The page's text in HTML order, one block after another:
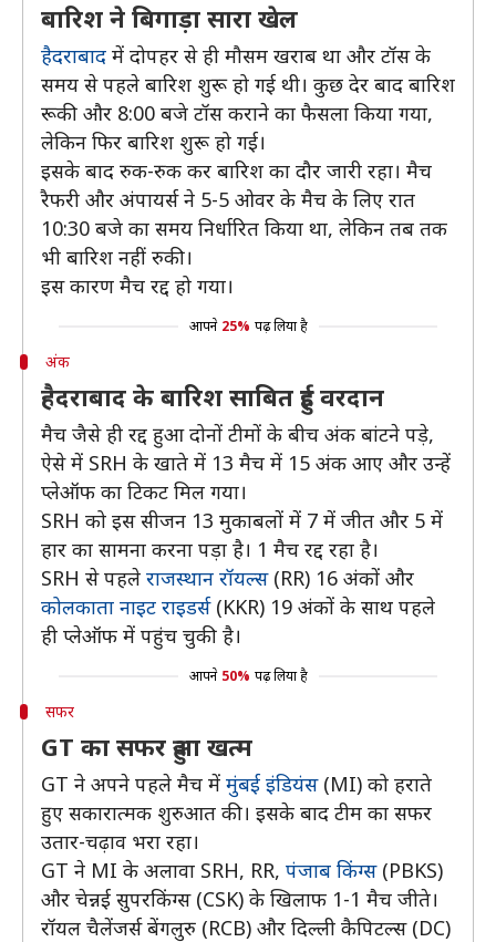
बारिश ने बिगाड़ा सारा खेल
हैदराबाद में दोपहर से ही मौसम खराब था और टॉस के
समय से पहले बारिश शुरू हो गई थी। कुछ देर बाद बारिश
रूकी और 8:00 बजे टॉस कराने का फैसला किया गया,
लेकिन फिर बारिश शुरू हो गई।
इसके बाद रुक-रुक कर बारिश का दौर जारी रहा। मैच
रैफरी और अंपायर्स ने 5-5 ओवर के मैच के लिए रात
10:30 बजे का समय निर्धारित किया था, लेकिन तब तक
भी बारिश नहीं रुकी।
इस कारण मैच रद्द हो गया।
आपने 25% पढ़ लिया है
अंक
हैदराबाद के बारिश साबित हुई वरदान
मैच जैसे ही रद्द हुआ दोनों टीमों के बीच अंक बांटने पड़े,
ऐसे में SRH के खाते में 13 मैच में 15 अंक आए और उन्हें
प्लेऑफ का टिकट मिल गया।
SRH को इस सीजन 13 मुकाबलों में 7 में जीत और 5 में
हार का सामना करना पड़ा है। 1 मैच रद्द रहा है।
SRH से पहले राजस्थान रॉयल्स(RR) 16 अंकों और
कोलकाता नाइट राइडर्स(KKR) 19 अंकों के साथ पहले
ही प्लेऑफ में पहुंच चुकी है।
आपने 50% पढ़ लिया है
सफर
GT का सफर हुआ खत्म
GT ने अपने पहले मैच में मुंबई इंडियंस(MI) को हराते
हुए सकारात्मक शुरुआत की। इसके बाद टीम का सफर
उतार-चढ़ाव भरा रहा।
GT ने MI के अलावा SRH, RR, पंजाब किंग्स(PBKS)
और चेन्नई सुपरकिंग्स (CSK) के खिलाफ 1-1 मैच जीते।
रॉयल चैलेंजर्स बेंगलुरु (RCB) और दिल्ली कैपिटल्स (DC)